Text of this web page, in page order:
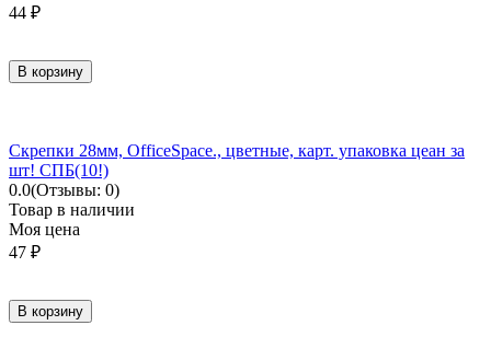
44 ₽
В корзину
Скрепки 28мм, OfficeSpace., цветные, карт. упаковка цеан за
шт! СПБ(10!)
0.0(Отзывы: 0)
Товар в наличии
Моя цена
47 ₽
В корзину